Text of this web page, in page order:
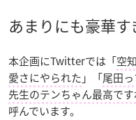
あまりにも豪華す
本企画にTwitterでは「空
愛さにやられた 」「尾田
先生のテンちゃん最高で
呼んでいます。